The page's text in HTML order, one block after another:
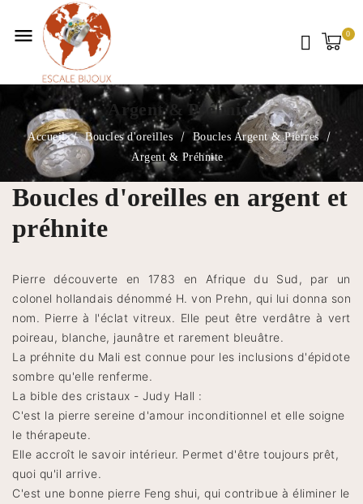
menu
Argent & Préhnite
Accueil Boucles d'oreilles
Boucles Argent & Pierres
Argent & Préhnite
Boucles d'oreilles en argent et
préhnite
Pierre découverte en 1783 en Afrique du Sud, par un
colonel hollandais dénommé H. von Prehn, qui lui donna son
nom. Pierre à l'éclat vitreux. Elle peut être verdâtre à vert
poireau, blanche, jaunâtre et rarement bleuâtre.
La préhnite du Mali est connue pour les inclusions d'épidote
sombre qu'elle renferme.
La bible des cristaux - Judy Hall :
C'est la pierre sereine d'amour inconditionnel et elle soigne
le thérapeute.
Elle accroît le savoir intérieur. Permet d'être toujours prêt,
quoi qu'il arrive.
C'est une bonne pierre Feng shui, qui contribue à éliminer le